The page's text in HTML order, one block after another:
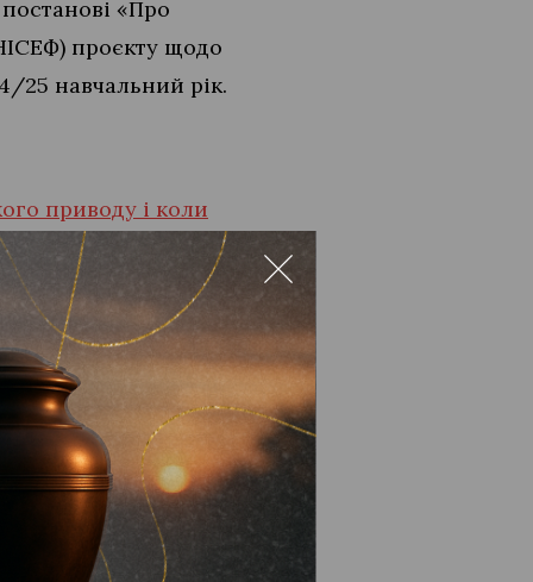
«Про
проєкту щодо
25 навчальний рік.
приводу і коли